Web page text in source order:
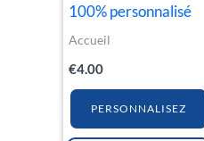
100% personnalisé
Accueil
€4.00
PERSONNALISEZ